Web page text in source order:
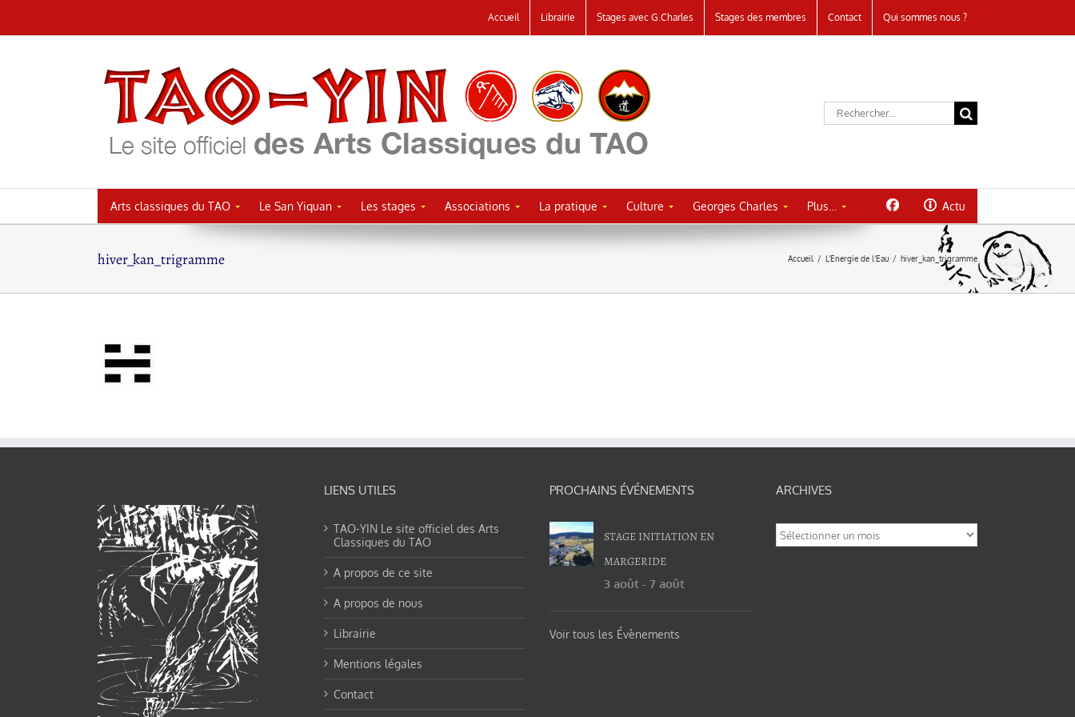
au
Accueil Librairie Stages avec G.Charles Stages des membres Contact Qui sommes nous ?
Rechercher:
Arts classiques du TAO Le San Yiquan Les stages Associations La pratique Culture Georges Charles Plus… Actu
hiver_kan_trigramme Accueil / L’Energie de l’Eau / hiver_kan_trigramme
LIENS UTILES
TAO-YIN Le site officiel des Arts
Classiques du TAO
A propos de ce site
A propos de nous
Librairie
Mentions légales
Contact
PROCHAINS ÉVÉNEMENTS
STAGE INITIATION EN
MARGERIDE
3 août -7 août
Voir tous les Évènements
ARCHIVES
Archives